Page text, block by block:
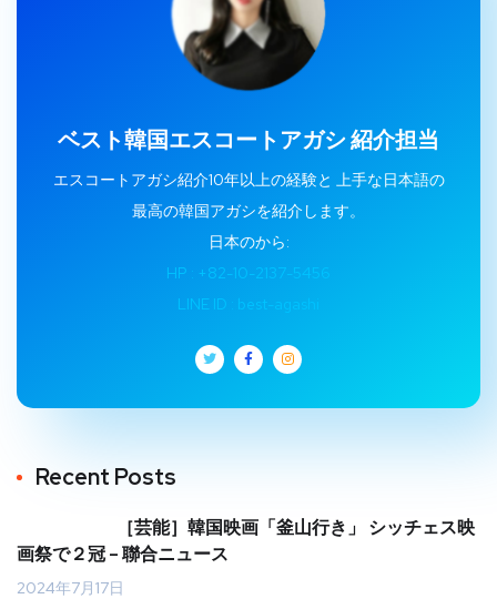
ベスト韓国エスコートアガシ 紹介担当
エスコートアガシ紹介10年以上の経験と 上手な日本語の
最高の韓国アガシを紹介します。
日本のから:
HP : +82-10-2137-5456
LINE ID : best-agashi
Recent Posts
［芸能］韓国映画「釜山行き」 シッチェス映
画祭で２冠 – 聯合ニュース
2024年7月17日